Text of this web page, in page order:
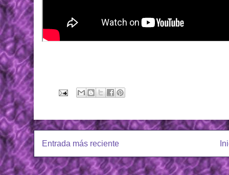
Entrada más reciente